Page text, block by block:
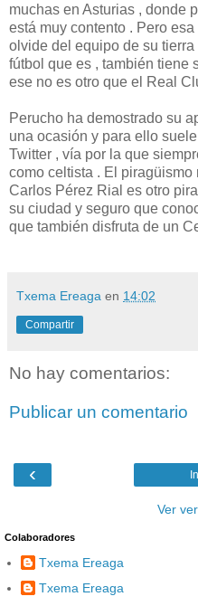
muchas en Asturias , donde
está muy contento . Pero
olvide del equipo de su
fútbol que es , también tiene
ese no es otro que el Real
Perucho ha demostrado su
una ocasión y para ello
Twitter , vía por la que
como celtista . El
Carlos Pérez Rial es otro
su ciudad y seguro que
que también disfruta de un
Txema Ereaga en 14:02
Compartir
No hay comentarios:
Publicar un comentario
‹
Ver
Colaboradores
Txema Ereaga
Txema Ereaga